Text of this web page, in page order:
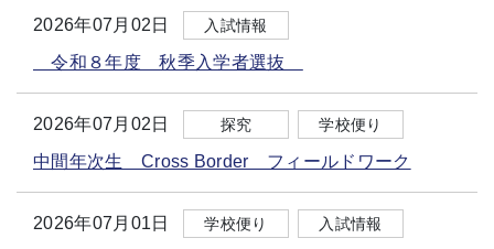
2026年07月02日 入試情報
令和８年度 秋季入学者選抜
2026年07月02日 探究 学校便り
中間年次生 Cross Border フィールドワーク
2026年07月01日 学校便り 入試情報